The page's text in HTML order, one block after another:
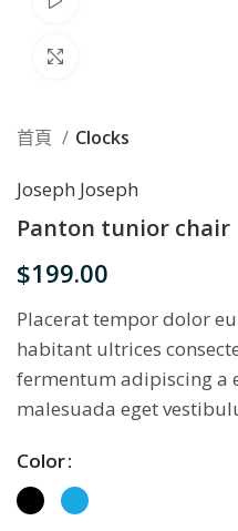
首頁 Clocks
Joseph Joseph
Panton tunior chair
$199.00
Placerat tempor dolor
habitant ultrices
fermentum adipiscing a
malesuada eget
Color